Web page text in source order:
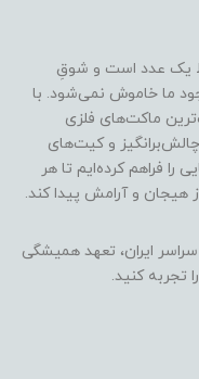
یک عدد است و شوقِ
ما خاموش نمی‌شود. با
ماکت‌های فلزی
و کیت‌های
فراهم کرده‌ایم تا هر
هیجان و آرامش پیدا کند.
ایران، تعهد همیشگی
کنید.